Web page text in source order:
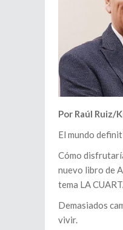
Por Raúl Ruiz/
El mundo
Cómo
nuevo libro de
tema LA
Demasiados
vivir.